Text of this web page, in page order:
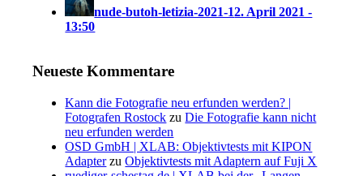
nude-butoh-letizia-2021-12. April 2021 -
13:50
Neueste Kommentare
Kann die Fotografie neu erfunden werden? |
Fotografen Rostock zuDie Fotografie kann nicht
neu erfunden werden
OSD GmbH | XLAB: Objektivtests mit KIPON
AdapterzuObjektivtests mit Adaptern auf Fuji X